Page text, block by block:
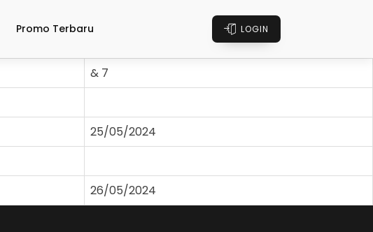
Promo Terbaru LOGIN
& 7
25/05/2024
26/05/2024